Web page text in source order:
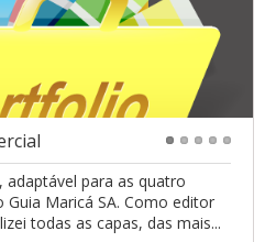
adaptável para as quatro
Maricá SA. Como editor
todas as capas, das mais...